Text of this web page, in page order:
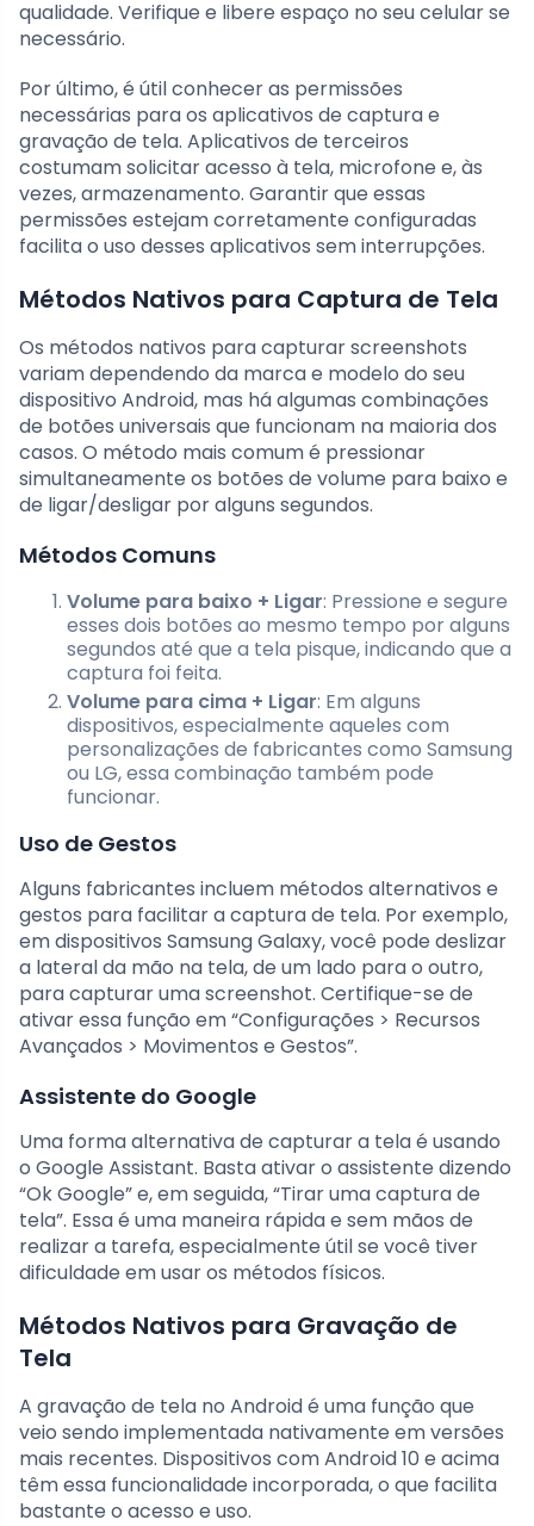
qualidade. Verifique e libere espaço no seu celular se
necessário.
Por último, é útil conhecer as permissões
necessárias para os aplicativos de captura e
gravação de tela. Aplicativos de terceiros
costumam solicitar acesso à tela, microfone e, às
vezes, armazenamento. Garantir que essas
permissões estejam corretamente configuradas
facilita o uso desses aplicativos sem interrupções.
Métodos Nativos para Captura de Tela
Os métodos nativos para capturar screenshots
variam dependendo da marca e modelo do seu
dispositivo Android, mas há algumas combinações
de botões universais que funcionam na maioria dos
casos. O método mais comum é pressionar
simultaneamente os botões de volume para baixo e
de ligar/desligar por alguns segundos.
Métodos Comuns
Volume para baixo + Ligar: Pressione e segure
esses dois botões ao mesmo tempo por alguns
segundos até que a tela pisque, indicando que a
captura foi feita.
Volume para cima + Ligar: Em alguns
dispositivos, especialmente aqueles com
personalizações de fabricantes como Samsung
ou LG, essa combinação também pode
funcionar.
Uso de Gestos
Alguns fabricantes incluem métodos alternativos e
gestos para facilitar a captura de tela. Por exemplo,
em dispositivos Samsung Galaxy, você pode deslizar
a lateral da mão na tela, de um lado para o outro,
para capturar uma screenshot. Certifique-se de
ativar essa função em “Configurações > Recursos
Avançados > Movimentos e Gestos”.
Assistente do Google
Uma forma alternativa de capturar a tela é usando
o Google Assistant. Basta ativar o assistente dizendo
“Ok Google” e, em seguida, “Tirar uma captura de
tela”. Essa é uma maneira rápida e sem mãos de
realizar a tarefa, especialmente útil se você tiver
dificuldade em usar os métodos físicos.
Métodos Nativos para Gravação de
Tela
A gravação de tela no Android é uma função que
veio sendo implementada nativamente em versões
mais recentes. Dispositivos com Android 10 e acima
têm essa funcionalidade incorporada, o que facilita
bastante o acesso e uso.